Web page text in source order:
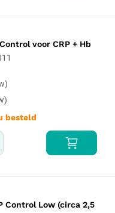
voor CRP + Hb
besteld
Control Low (circa 2,5